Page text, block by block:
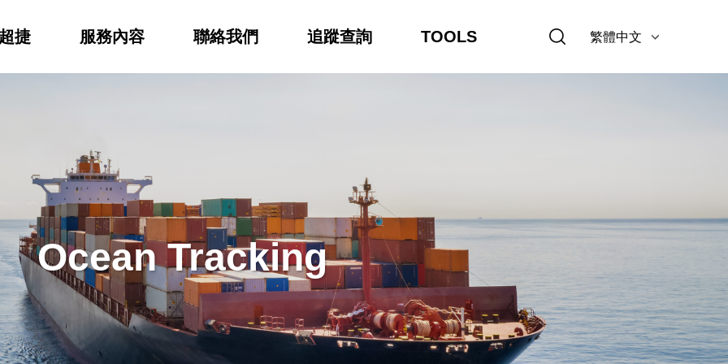
捷 服務內容 聯絡我們 追蹤查詢 TOOLS 繁體中文
Ocean Tracking